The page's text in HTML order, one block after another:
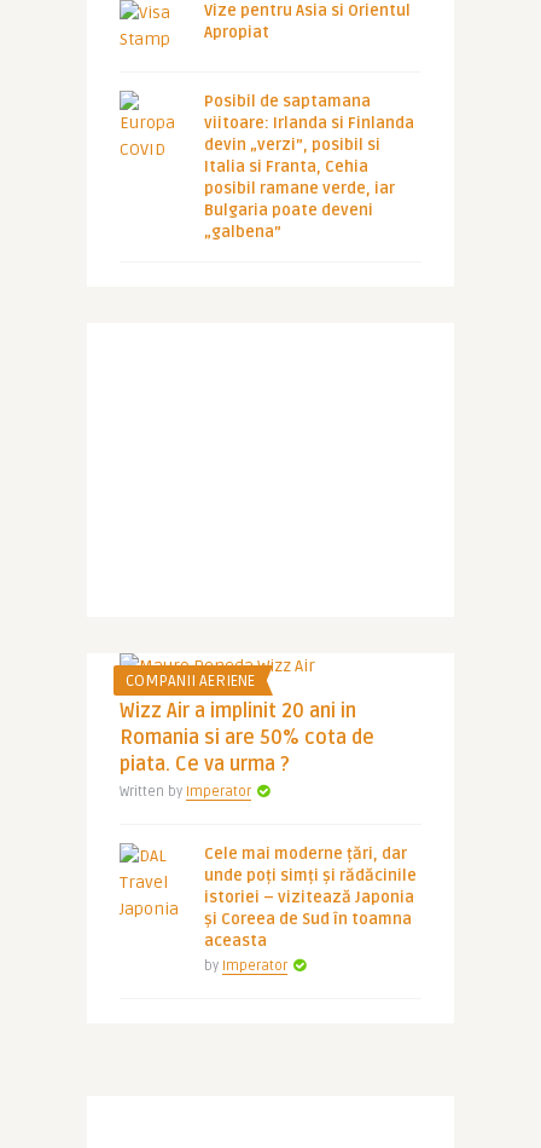
Vize pentru Asia si Orientul
Apropiat
Posibil de saptamana
viitoare: Irlanda si Finlanda
devin „verzi”, posibil si
Italia si Franta, Cehia
posibil ramane verde, iar
Bulgaria poate deveni
„galbena”
COMPANII AERIENE
Wizz Air a implinit 20 ani in
Romania si are 50% cota de
piata. Ce va urma ?
Written by Imperator
Cele mai moderne țări, dar
unde poți simți și rădăcinile
istoriei – vizitează Japonia
și Coreea de Sud în toamna
aceasta
by Imperator